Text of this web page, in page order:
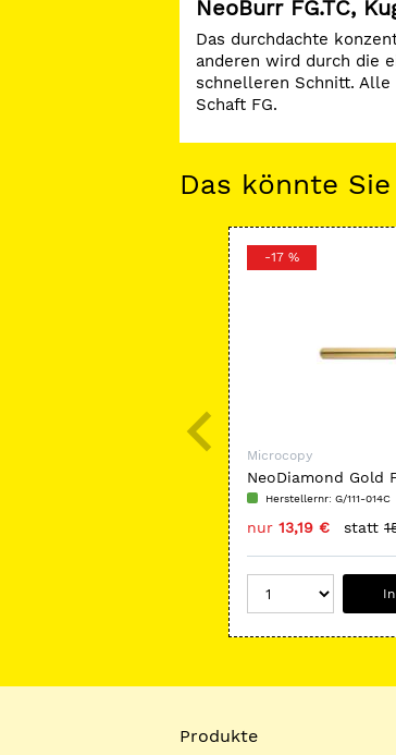
NeoBurr FG.TC,
Das durchdachte
anderen wird durch die
schnelleren Schnitt.
Schaft FG.
Das könnte
-17 %
Microcopy
NeoDiamond Gold
Zylinder flach
Herstellernr: G/111-014C
nur 13,19 € statt
Produkte